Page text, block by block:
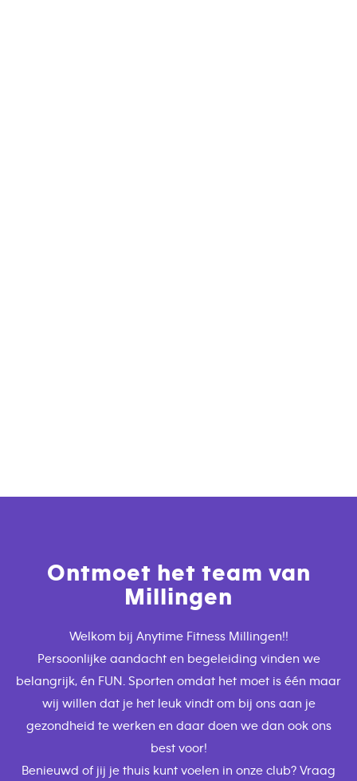
Ontmoet het team van
Millingen
Welkom bij Anytime Fitness Millingen!!
Persoonlijke aandacht en begeleiding vinden we
belangrijk, én FUN. Sporten omdat het moet is één maar
wij willen dat je het leuk vindt om bij ons aan je
gezondheid te werken en daar doen we dan ook ons
best voor!
Benieuwd of jij je thuis kunt voelen in onze club? Vraag